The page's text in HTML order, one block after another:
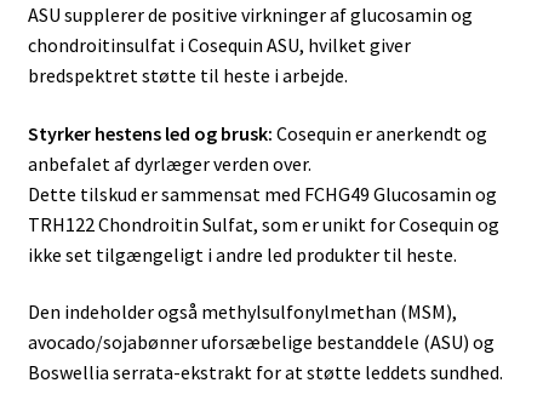
ASU supplerer de positive virkninger af glucosamin og
chondroitinsulfat i Cosequin ASU, hvilket giver
bredspektret støtte til heste i arbejde.
Styrker hestens led og brusk: Cosequin er anerkendt og
anbefalet af dyrlæger verden over.
Dette tilskud er sammensat med FCHG49 Glucosamin og
TRH122 Chondroitin Sulfat, som er unikt for Cosequin og
ikke set tilgængeligt i andre led produkter til heste.
Den indeholder også methylsulfonylmethan (MSM),
avocado/sojabønner uforsæbelige bestanddele (ASU) og
Boswellia serrata-ekstrakt for at støtte leddets sundhed.